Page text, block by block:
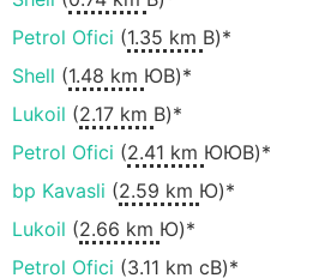
Petrol Ofici (1.35 km В)*
Shell (1.48 km ЮВ)*
Lukoil (2.17 km В)*
Petrol Ofici (2.41 km ЮЮВ)*
bp Kavasli (2.59 km Ю)*
Lukoil (2.66 km Ю)*
Petrol Ofici (3.11 km сВ)*